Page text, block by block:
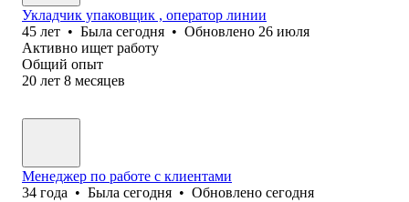
Укладчик упаковщик , оператор линии
45 лет • Была сегодня • Обновлено 26 июля
Активно ищет работу
Общий опыт
20 лет 8 месяцев
Менеджер по работе с клиентами
34 года • Была сегодня • Обновлено сегодня